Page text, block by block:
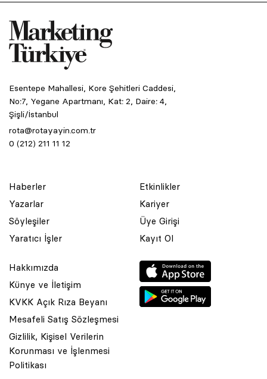
Esentepe Mahallesi, Kore Şehitleri Caddesi,
No:7, Yegane Apartmanı, Kat: 2, Daire: 4,
Şişli/İstanbul
rota@rotayayin.com.tr
0 (212) 211 11 12
Haberler
Yazarlar
Söyleşiler
Yaratıcı İşler
Etkinlikler
Kariyer
Üye Girişi
Kayıt Ol
Hakkımızda
Künye ve İletişim
KVKK Açık Rıza Beyanı
Mesafeli Satış Sözleşmesi
Gizlilik, Kişisel Verilerin
Korunması ve İşlenmesi
Politikası
© 2001 Rota Yayın Yapım Tanıtım Tic. Ltd. Şti. Bu Sitede Bulunan